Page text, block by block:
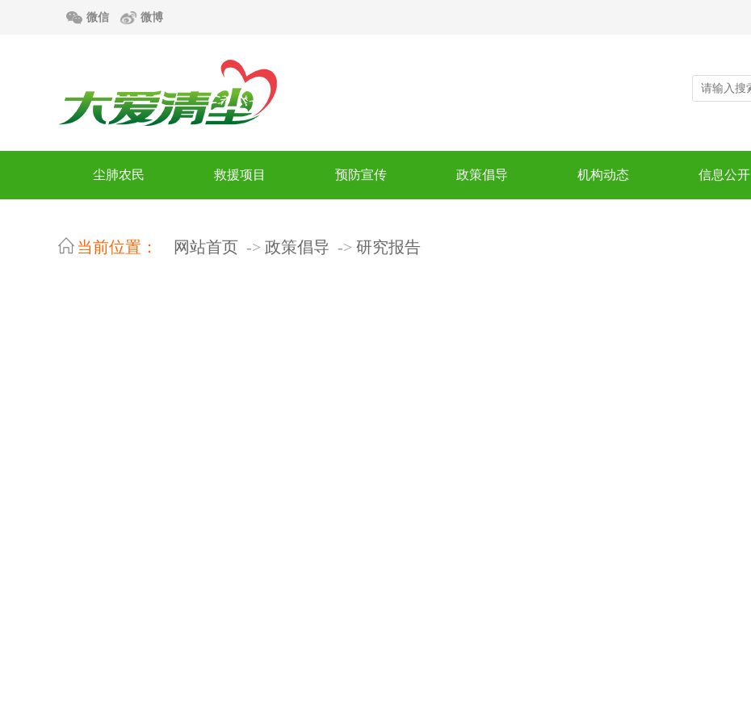
微信 微博
尘肺农民 救援项目 预防宣传 政策倡导 机构动态 信息公开
当前位置： 网站首页 政策倡导 研究报告